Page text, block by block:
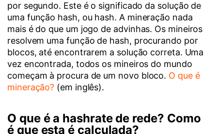
por segundo. Este é o significado da solução de
uma função hash, ou hash. A mineração nada
mais é do que um jogo de advinhas. Os mineiros
resolvem uma função de hash, procurando por
blocos, até encontrarem a solução correta. Uma
vez encontrada, todos os mineiros do mundo
começam à procura de um novo bloco. O que é
mineração? (em inglês).
O que é a hashrate de rede? Como
é que esta é calculada?